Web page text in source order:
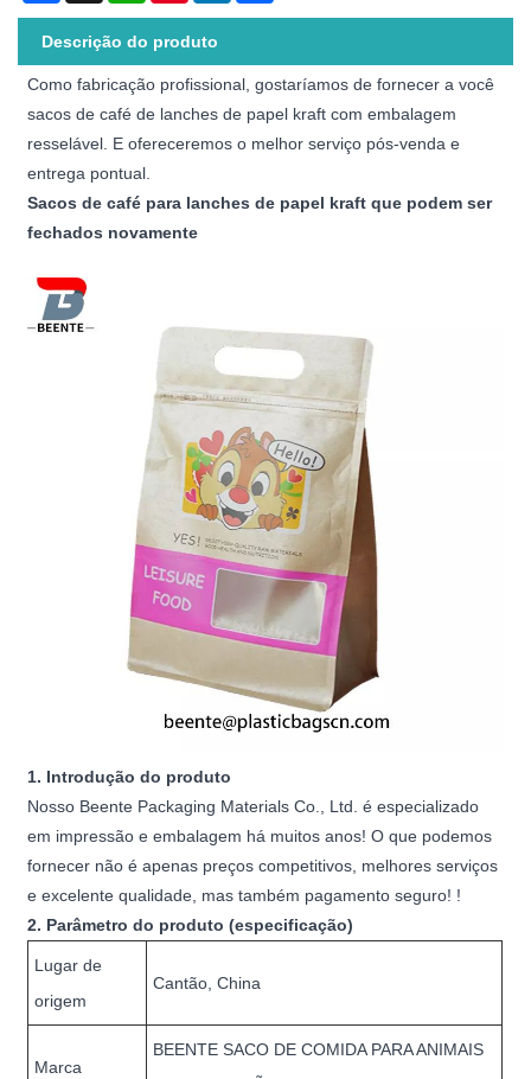
Descrição do produto
Como fabricação profissional, gostaríamos de fornecer a você
sacos de café de lanches de papel kraft com embalagem
resselável. E ofereceremos o melhor serviço pós-venda e
entrega pontual.
Sacos de café para lanches de papel kraft que podem ser
fechados novamente
1. Introdução do produto
Nosso Beente Packaging Materials Co., Ltd. é especializado
em impressão e embalagem há muitos anos! O que podemos
fornecer não é apenas preços competitivos, melhores serviços
e excelente qualidade, mas também pagamento seguro! !
2. Parâmetro do produto (especificação)
Lugar de
origem
Cantão, China
Marca
BEENTE SACO DE COMIDA PARA ANIMAIS